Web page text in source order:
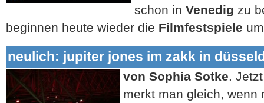
schon in Venedig zu
beginnen heute wieder die Filmfestspiele
neulich: jupiter jones im zakk in
von Sophia Sotke.
merkt man gleich, wenn